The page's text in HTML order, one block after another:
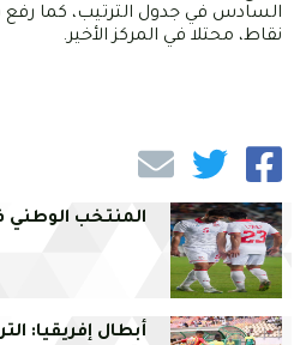
نقاط، محتلا في المركز الأخير.
المنتخب الوطني في
أبطال إفريقيا: